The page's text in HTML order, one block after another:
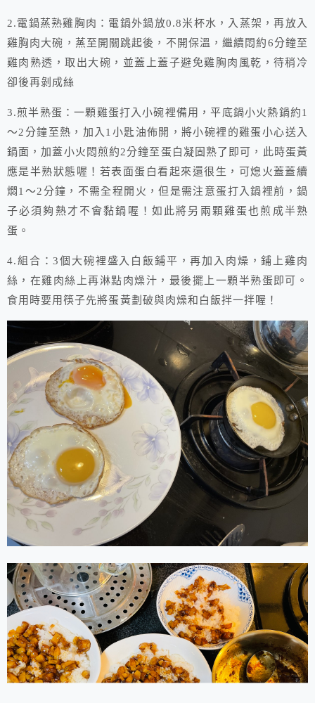
2.電鍋蒸熟雞胸肉：電鍋外鍋放0.8米杯水，入蒸架，再放入
雞胸肉大碗，蒸至開關跳起後，不開保溫，繼續悶約6分鐘至
雞肉熟透，取出大碗，並蓋上蓋子避免雞胸肉風乾，待稍冷
卻後再剝成絲
3.煎半熟蛋：一顆雞蛋打入小碗裡備用，平底鍋小火熱鍋約1
～2分鐘至熱，加入1小匙油佈開，將小碗裡的雞蛋小心送入
鍋面，加蓋小火悶煎約2分鐘至蛋白凝固熟了即可，此時蛋黃
應是半熟狀態喔！若表面蛋白看起來還很生，可熄火蓋蓋續
燜1～2分鐘，不需全程開火，但是需注意蛋打入鍋裡前，鍋
子必須夠熱才不會黏鍋喔！如此將另兩顆雞蛋也煎成半熟
蛋。
4.組合：3個大碗裡盛入白飯鋪平，再加入肉燥，鋪上雞肉
絲，在雞肉絲上再淋點肉燥汁，最後擺上一顆半熟蛋即可。
食用時要用筷子先將蛋黃劃破與肉燥和白飯拌一拌喔！